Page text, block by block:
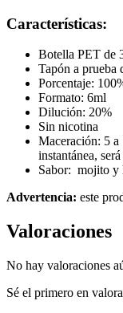
Características:
Botella PET de
Tapón a prueba
Porcentaje:
Formato: 6ml
Dilución: 20%
Sin nicotina
Maceración: 5 a
instantánea,
Sabor: mojito y
Advertencia: este
Valoraciones
No hay valoraciones
Sé el primero en